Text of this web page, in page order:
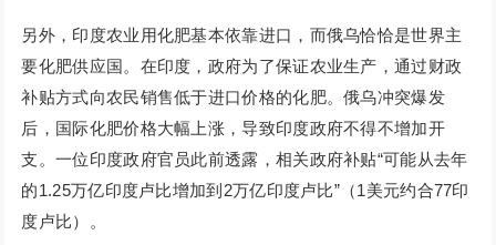
另外，印度农业用化肥基本依靠进口，而俄乌恰恰是世界主
要化肥供应国。在印度，政府为了保证农业生产，通过财政
补贴方式向农民销售低于进口价格的化肥。俄乌冲突爆发
后，国际化肥价格大幅上涨，导致印度政府不得不增加开
支。一位印度政府官员此前透露，相关政府补贴“可能从去年
的1.25万亿印度卢比增加到2万亿印度卢比”（1美元约合77印
度卢比）。